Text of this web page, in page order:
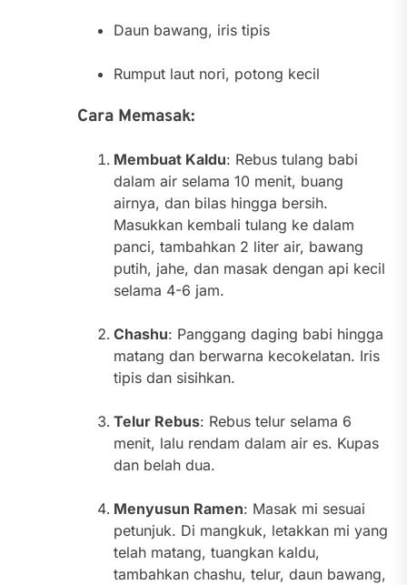
Daun bawang, iris tipis
Rumput laut nori, potong kecil
Cara Memasak:
Membuat Kaldu: Rebus tulang babi
dalam air selama 10 menit, buang
airnya, dan bilas hingga bersih.
Masukkan kembali tulang ke dalam
panci, tambahkan 2 liter air, bawang
putih, jahe, dan masak dengan api kecil
selama 4-6 jam.
Chashu: Panggang daging babi hingga
matang dan berwarna kecokelatan. Iris
tipis dan sisihkan.
Telur Rebus: Rebus telur selama 6
menit, lalu rendam dalam air es. Kupas
dan belah dua.
Menyusun Ramen: Masak mi sesuai
petunjuk. Di mangkuk, letakkan mi yang
telah matang, tuangkan kaldu,
tambahkan chashu, telur, daun bawang,